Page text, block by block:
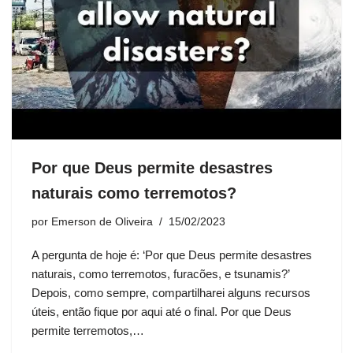
Por que Deus permite desastres
naturais como terremotos?
por Emerson de Oliveira 15/02/2023
A pergunta de hoje é: ‘Por que Deus permite desastres
naturais, como terremotos, furacões, e tsunamis?’
Depois, como sempre, compartilharei alguns recursos
úteis, então fique por aqui até o final. Por que Deus
permite terremotos,…